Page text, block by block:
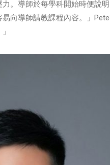
。導師於每學科開始時便說
向導師請教課程內容。」